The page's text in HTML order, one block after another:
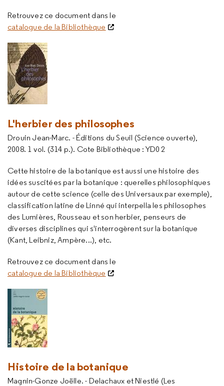
Retrouvez ce document dans le
catalogue de la Bibliothèque
L'herbier des philosophes
Drouin Jean-Marc. - Éditions du Seuil (Science ouverte),
2008. 1 vol. (314 p.). Cote Bibliothèque : YD0 2
Cette histoire de la botanique est aussi une histoire des
idées suscitées par la botanique : querelles philosophiques
autour de cette science (celle des Universaux par exemple),
classification latine de Linné qui interpella les philosophes
des Lumières, Rousseau et son herbier, penseurs de
diverses disciplines qui s'interrogèrent sur la botanique
(Kant, Leibniz, Ampère...), etc.
Retrouvez ce document dans le
catalogue de la Bibliothèque
Histoire de la botanique
Magnin-Gonze Joëlle. - Delachaux et Niestlé (Les